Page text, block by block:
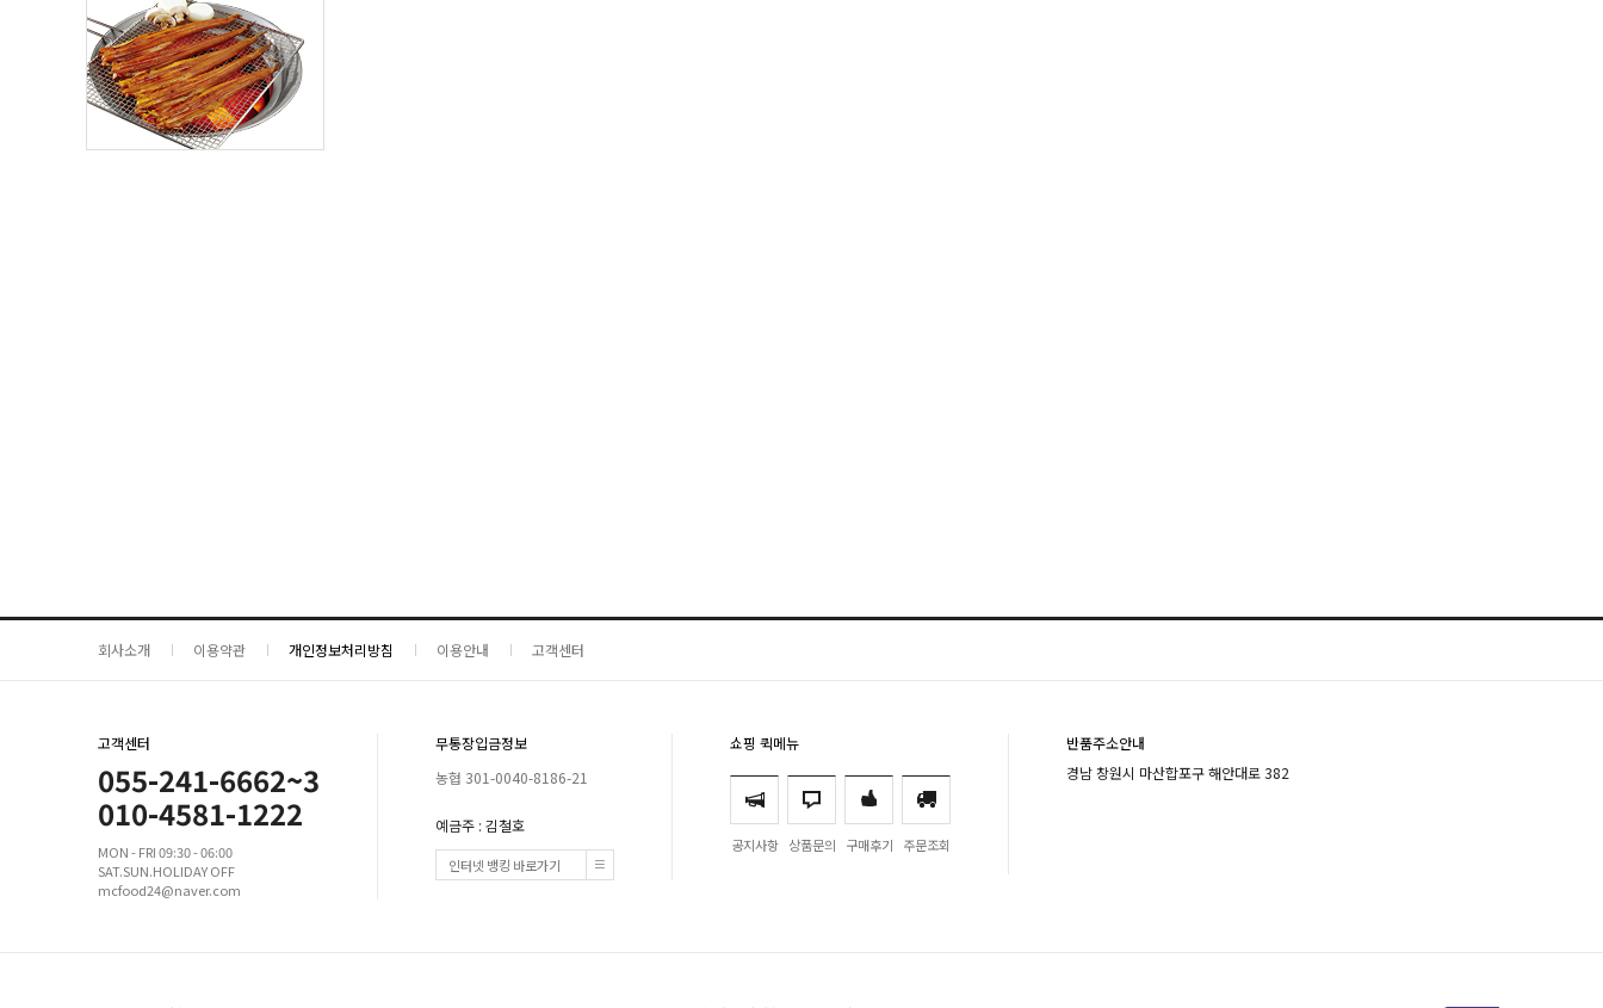
회사소개 이용약관 개인정보처리방침 이용안내 고객센터
고객센터
055-241-6662~3
010-4581-1222
MON - FRI 09:30 - 06:00
SAT.SUN.HOLIDAY OFF
mcfood24@naver.com
무통장입금정보
농협 301-0040-8186-21
예금주 : 김철호
인터넷 뱅킹 바로가기
쇼핑 퀵메뉴
공지사항 상품문의 구매후기 주문조회
반품주소안내
경남 창원시 마산합포구 해안대로 382